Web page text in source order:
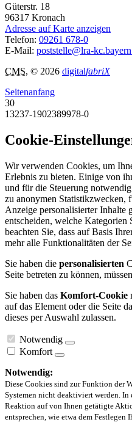
Güterstr. 18
96317 Kronach
Adresse auf Karte anzeigen
Telefon: 09261 678-0
E-Mail: poststelle@lra-
CMS, © 2026 digitalfabriX
Seitenanfang
30
13237-1902389978-0
Cookie-
Wir verwenden Cookies, um
Erlebnis zu bieten. Einige von
und für die Steuerung
zu anonymen Statistikzwecken,
Anzeige personalisierter Inhalte
entscheiden, welche Kategorien
beachten Sie, dass auf Basis
mehr alle Funktionalitäten der
Sie haben die personalisierten
Seite betreten zu können,
Sie haben das Komfort-Cookie
auf das Element oder die Seite
dieses per Auswahl zulassen.
Notwendig
Komfort
Notwendig:
Diese Cookies sind zur Funktion der
Systemen nicht deaktiviert werden. In
Reaktion auf von Ihnen getätigte
entsprechen, wie etwa dem Festlegen